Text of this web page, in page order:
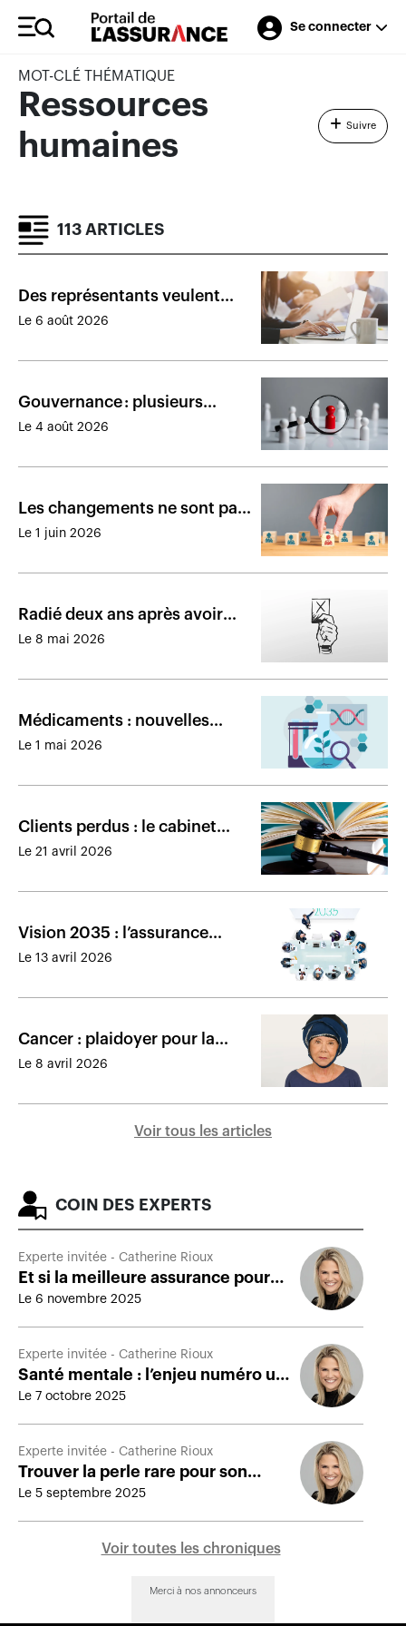
Se connecter
MOT-CLÉ THÉMATIQUE
Ressources
humaines
Suivre
113 ARTICLES
Des représentants veulent
peser dans les réflexions de
Le 6 août 2026
Gouvernance : plusieurs
commentaires sur la
Le 4 août 2026
Les changements ne sont pas
terminés à l’Institut de
Le 1 juin 2026
Radié deux ans après avoir
soumis 61 fausses
Le 8 mai 2026
Médicaments : nouvelles
perspectives et innovation
Le 1 mai 2026
Clients perdus : le cabinet
obtient une ordonnance
Le 21 avril 2026
Vision 2035 : l’assurance
collective se réinventera par la
Le 13 avril 2026
​Cancer : plaidoyer pour la
couverture des casques
Le 8 avril 2026
Voir tous les articles
COIN DES EXPERTS
Experte invitée - Catherine Rioux
Et si la meilleure assurance pour
2026… c’était vos équipes ?
Le 6 novembre 2025
Experte invitée - Catherine Rioux
Santé mentale : l’enjeu numéro un
pour votre entreprise… et pour
Le 7 octobre 2025
Experte invitée - Catherine Rioux
Trouver la perle rare pour son
équipe
Le 5 septembre 2025
Voir toutes les chroniques
Merci à nos annonceurs